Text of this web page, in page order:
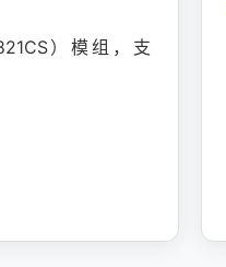
）模组，支